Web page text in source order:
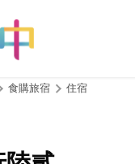
食購旅宿 住宿